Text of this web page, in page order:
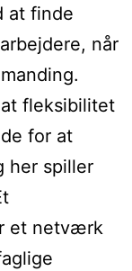
at finde
når
fleksibilitet
for at
her spiller
et netværk